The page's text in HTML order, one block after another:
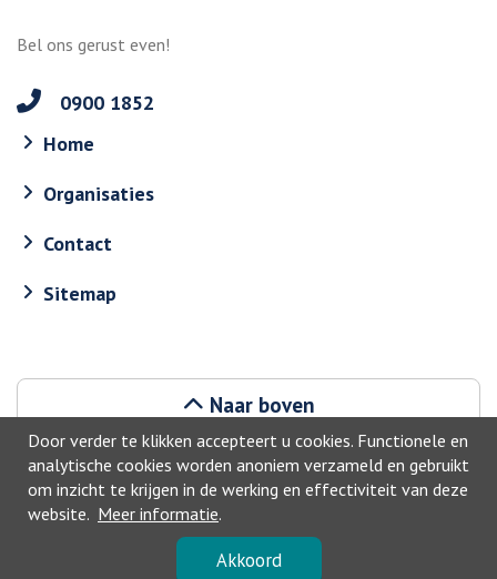
Door verder te klikken accepteert u cookies. Functionele en
analytische cookies worden anoniem verzameld en gebruikt
om inzicht te krijgen in de werking en effectiviteit van deze
website. Meer informatie.
Akkoord
Bel ons gerust even!
0900 1852
Home
Organisaties
Contact
Sitemap
Naar boven
©2026, Haarlemmermeer
Privacyverklaring